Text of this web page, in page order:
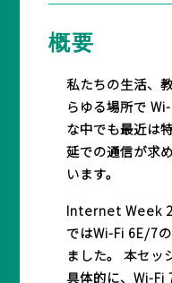
参加申込
マイページ
概要
私たちの生活、
らゆる場所で
な中でも最近は
延での通信が求
います。
Internet Week
ではWi-Fi 6E/7
ました。 本セッ
具体的に、Wi-Fi